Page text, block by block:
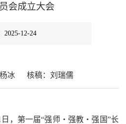
会成立大会
2025-12-24
杨冰 核稿： 刘瑞儒
日，第一届“强师・强教・强国”长